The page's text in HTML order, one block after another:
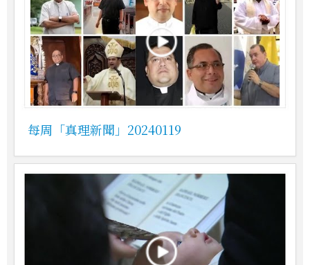
每周「真理新聞」20240119